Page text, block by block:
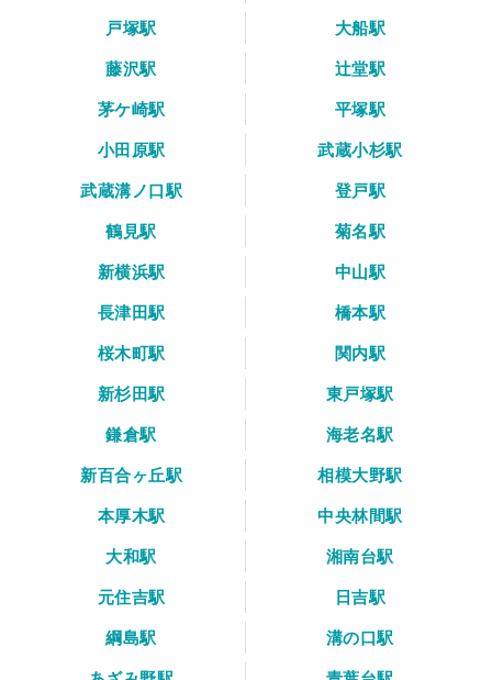
戸塚駅
大船駅
藤沢駅
辻堂駅
茅ケ崎駅
平塚駅
小田原駅
武蔵小杉駅
武蔵溝ノ口駅
登戸駅
鶴見駅
菊名駅
新横浜駅
中山駅
長津田駅
橋本駅
桜木町駅
関内駅
新杉田駅
東戸塚駅
鎌倉駅
海老名駅
新百合ヶ丘駅
相模大野駅
本厚木駅
中央林間駅
大和駅
湘南台駅
元住吉駅
日吉駅
綱島駅
溝の口駅